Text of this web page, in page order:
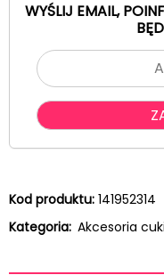
WYŚLIJ EMAIL,
Kod produktu: 141952314
Kategoria: Akcesoria